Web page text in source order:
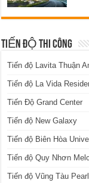
TIẾN ĐỘ THI CÔNG
Tiến độ Lavita Thuận
Tiến độ La Vida
Tiến Độ Grand Center
Tiến độ New Galaxy
Tiến độ Biên Hòa
Tiến độ Quy Nhơn
Tiến độ Vũng Tàu Pearl